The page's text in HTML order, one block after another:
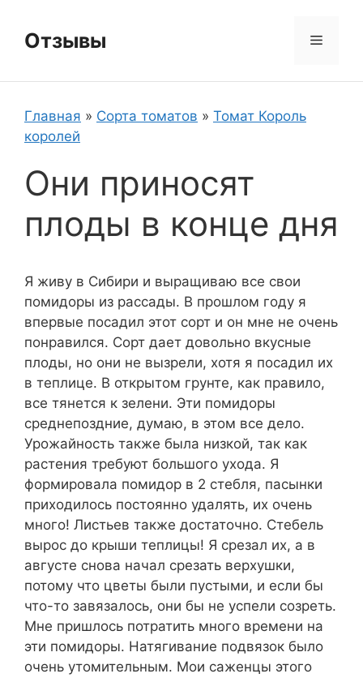
содержимому
Отзывы Меню
Главная » Сорта томатов » Томат Король
королей
Они приносят
плоды в конце дня
Я живу в Сибири и выращиваю все свои
помидоры из рассады. В прошлом году я
впервые посадил этот сорт и он мне не очень
понравился. Сорт дает довольно вкусные
плоды, но они не вызрели, хотя я посадил их
в теплице. В открытом грунте, как правило,
все тянется к зелени. Эти помидоры
среднепоздние, думаю, в этом все дело.
Урожайность также была низкой, так как
растения требуют большого ухода. Я
формировала помидор в 2 стебля, пасынки
приходилось постоянно удалять, их очень
много! Листьев также достаточно. Стебель
вырос до крыши теплицы! Я срезал их, а в
августе снова начал срезать верхушки,
потому что цветы были пустыми, и если бы
что-то завязалось, они бы не успели созреть.
Мне пришлось потратить много времени на
эти помидоры. Натягивание подвязок было
очень утомительным. Мои саженцы этого